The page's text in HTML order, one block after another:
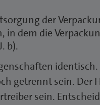
der
in dem die
b).
getrennt sein. Der
sein.